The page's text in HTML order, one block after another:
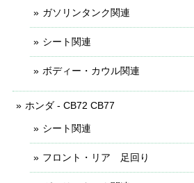
ガソリンタンク関連
シート関連
ボディー・カウル関連
ホンダ - CB72 CB77
シート関連
フロント・リア 足回り